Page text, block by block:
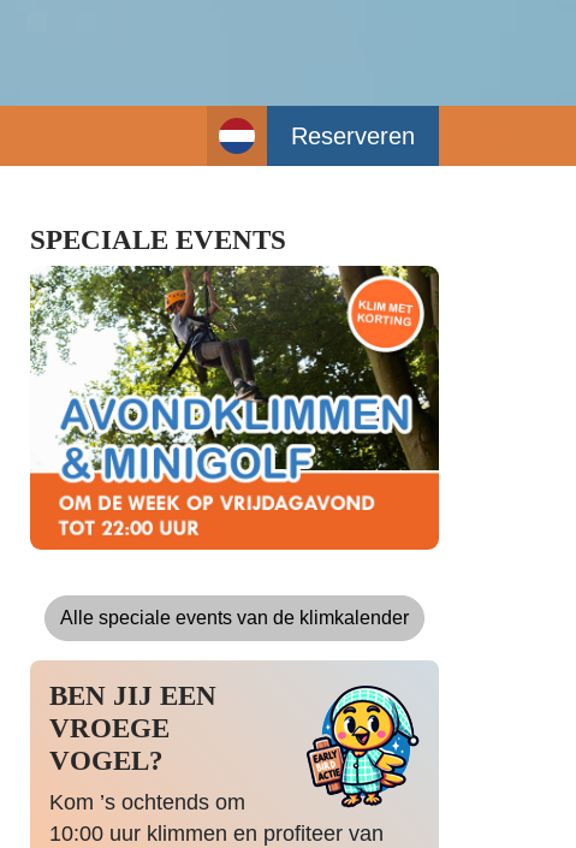
Reserveren
SPECIALE EVENTS
Alle speciale events van de klimkalender
BEN JIJ EEN
VROEGE
VOGEL?
Kom ’s ochtends om
10:00 uur klimmen en profiteer van